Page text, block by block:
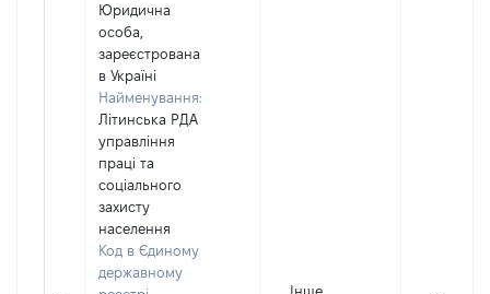
Юридична
особа,
зареєстрована
в Україні
Найменування:
Літинська РДА
управління
праці та
соціального
захисту
населення
Код в Єдиному
державному
Інше